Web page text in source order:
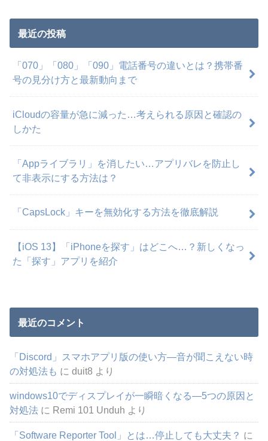
最近の投稿
「070」「080」「090」電話番号の違いとは？携帯番
号の見分け方と最新動向まで
iCloudの容量が急に減った…考えられる原因と確認の
しかた
「Appライブラリ」を消したい…アプリバレを防止し
て非表示にする方法は？
「CapsLock」キーを無効化する方法を徹底解説
【iOS 13】「iPhoneを探す」はどこへ…？新しくなっ
た「探す」アプリを紹介
最近のコメント
「Discord」スマホアプリ版の使い方―音が聞こえない時
の対処法も にduit8 より
windows10でディスプレイが一瞬暗くなる―5つの原因と
対処法 に Remi 101 Unduh より
「Software Reporter Tool」とは…停止しても大丈夫？ に